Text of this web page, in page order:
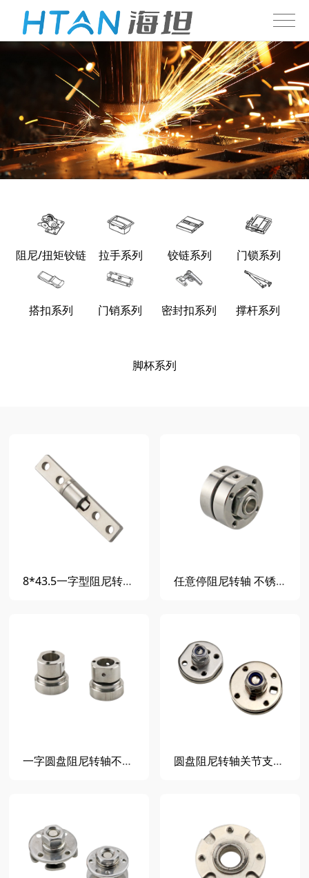
阻尼/扭矩铰链 拉手系列 铰链系列 门锁系列
搭扣系列 门销系列 密封扣系列 撑杆系列
脚杯系列
8*43.5一字型阻尼转轴铰链360度任意随意停合页笔记本一字轴阻尼器HG304 任意停阻尼转轴 不锈钢圆盘扭矩铰链
一字圆盘阻尼转轴不锈钢阻尼铰链摇臂关节支架扭矩可调单向阻尼器 圆盘阻尼转轴关节支臂配件圆形扭矩铰链可调节扭力任意随意停合页